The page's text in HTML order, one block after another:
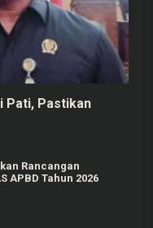
Pati, Pastikan
Rancangan
APBD Tahun 2026